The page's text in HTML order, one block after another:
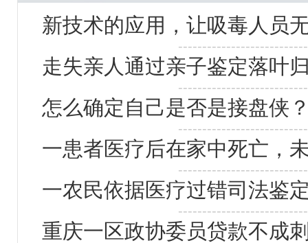
新技术的应用，让吸毒人员
走失亲人通过亲子鉴定落叶
怎么确定自己是否是接盘侠
一患者医疗后在家中死亡，
一农民依据医疗过错司法鉴
重庆一区政协委员贷款不成